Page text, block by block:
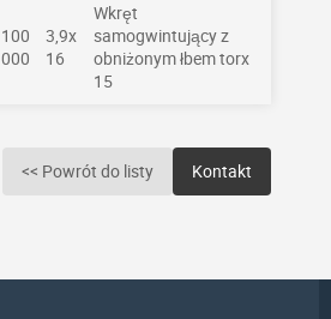
100
000
3,9x
16
Wkręt
samogwintujący z
obniżonym łbem torx
15
<< Powrót do listy Kontakt